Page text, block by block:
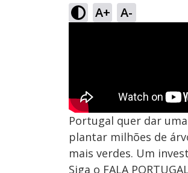
A+ A-
Portugal quer dar
plantar milhões de
mais verdes. Um
Siga o FALA